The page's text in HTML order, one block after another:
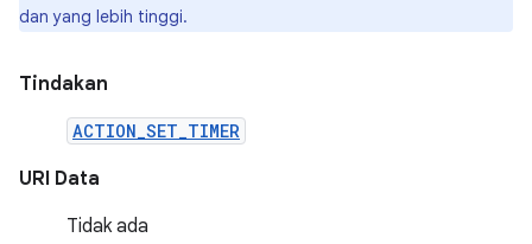
dan yang lebih tinggi.
Tindakan
ACTION_SET_TIMER
URI Data
Tidak ada